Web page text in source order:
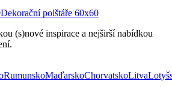
Dekorační polštáře 60x60
(s)nové inspirace a nejširší nabídkou
RumunskoMaďarskoChorvatskoLitva